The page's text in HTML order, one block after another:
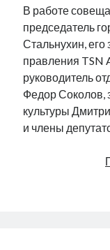
В работе
председатель
Стальнухин,
правления TSN
руководитель
Федор Соколов,
культуры
и члены